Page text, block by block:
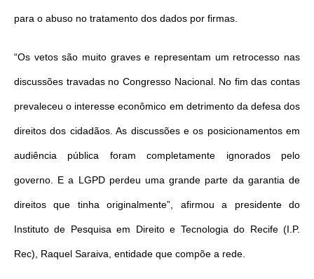
para o abuso no tratamento dos dados por firmas.
“Os vetos são muito graves e representam um retrocesso nas
discussões travadas no Congresso Nacional. No fim das contas
prevaleceu o interesse econômico em detrimento da defesa dos
direitos dos cidadãos. As discussões e os posicionamentos em
audiência pública foram completamente ignorados pelo
governo. E a LGPD perdeu uma grande parte da garantia de
direitos que tinha originalmente”, afirmou a presidente do
Instituto de Pesquisa em Direito e Tecnologia do Recife (I.P.
Rec), Raquel Saraiva, entidade que compõe a rede.